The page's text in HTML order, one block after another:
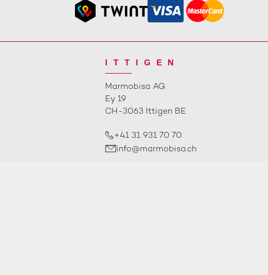
ITTIGEN
Marmobisa AG
Ey 19
CH-3063 Ittigen BE
+41 31 931 70 70
info@marmobisa.ch